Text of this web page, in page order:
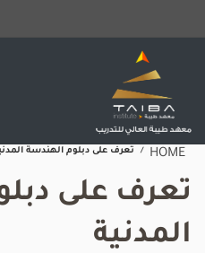
HOME تعرف على دبلوم الهندسة
تعرف على
المدنية